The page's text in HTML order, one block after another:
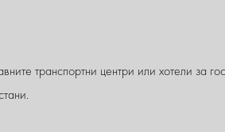
транспортни центри или хотели за